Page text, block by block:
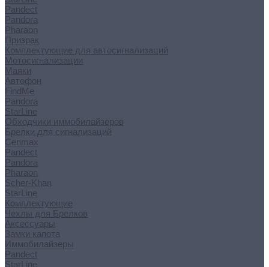
Pandect
Pandora
Pharaon
Призрак
Комплектующие для автосигнализаций
Мотосигнализации
Маяки
Автофон
FindMe
Pandora
StarLine
Обходчики иммобилайзеров
Брелки для сигнализаций
Cenmax
Pandect
Pandora
Pharaon
Scher-Khan
StarLine
Комплектующие
Чехлы для Брелков
Аксессуары
Замки капота
Иммобилайзеры
Pandect
StarLine